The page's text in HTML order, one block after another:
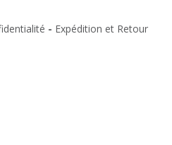
- Expédition et Retour